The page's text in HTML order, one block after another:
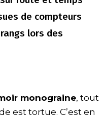
de compteurs
lors des
monograine, tout
est tortue. C’est en